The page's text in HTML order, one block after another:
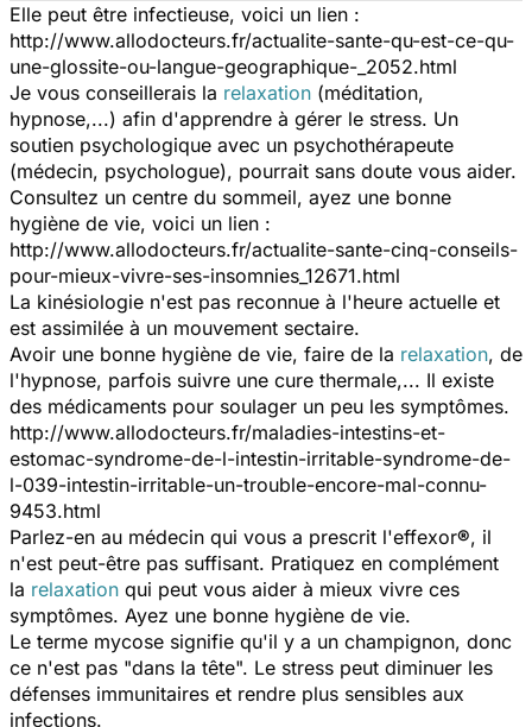
Elle peut être infectieuse, voici un lien :
http://www.allodocteurs.fr/actualite-sante-qu-est-ce-qu-
une-glossite-ou-langue-geographique-_2052.html
Je vous conseillerais la relaxation (méditation,
hypnose,...) afin d'apprendre à gérer le stress. Un
soutien psychologique avec un psychothérapeute
(médecin, psychologue), pourrait sans doute vous aider.
Consultez un centre du sommeil, ayez une bonne
hygiène de vie, voici un lien :
http://www.allodocteurs.fr/actualite-sante-cinq-conseils-
pour-mieux-vivre-ses-insomnies_12671.html
La kinésiologie n'est pas reconnue à l'heure actuelle et
est assimilée à un mouvement sectaire.
Avoir une bonne hygiène de vie, faire de la relaxation, de
l'hypnose, parfois suivre une cure thermale,... Il existe
des médicaments pour soulager un peu les symptômes.
http://www.allodocteurs.fr/maladies-intestins-et-
estomac-syndrome-de-l-intestin-irritable-syndrome-de-
l-039-intestin-irritable-un-trouble-encore-mal-connu-
9453.html
Parlez-en au médecin qui vous a prescrit l'effexor®, il
n'est peut-être pas suffisant. Pratiquez en complément
la relaxation qui peut vous aider à mieux vivre ces
symptômes. Ayez une bonne hygiène de vie.
Le terme mycose signifie qu'il y a un champignon, donc
ce n'est pas "dans la tête". Le stress peut diminuer les
défenses immunitaires et rendre plus sensibles aux
infections.